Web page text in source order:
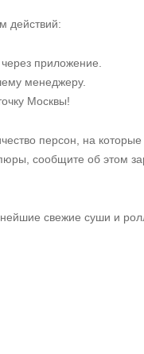
действий:
приложение.
менеджеру.
Москвы!
персон, на
сообщите об этом
свежие суши и